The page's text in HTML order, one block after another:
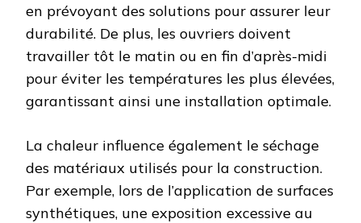
en prévoyant des solutions pour assurer leur
durabilité. De plus, les ouvriers doivent
travailler tôt le matin ou en fin d’après-midi
pour éviter les températures les plus élevées,
garantissant ainsi une installation optimale.
La chaleur influence également le séchage
des matériaux utilisés pour la construction.
Par exemple, lors de l’application de surfaces
synthétiques, une exposition excessive au